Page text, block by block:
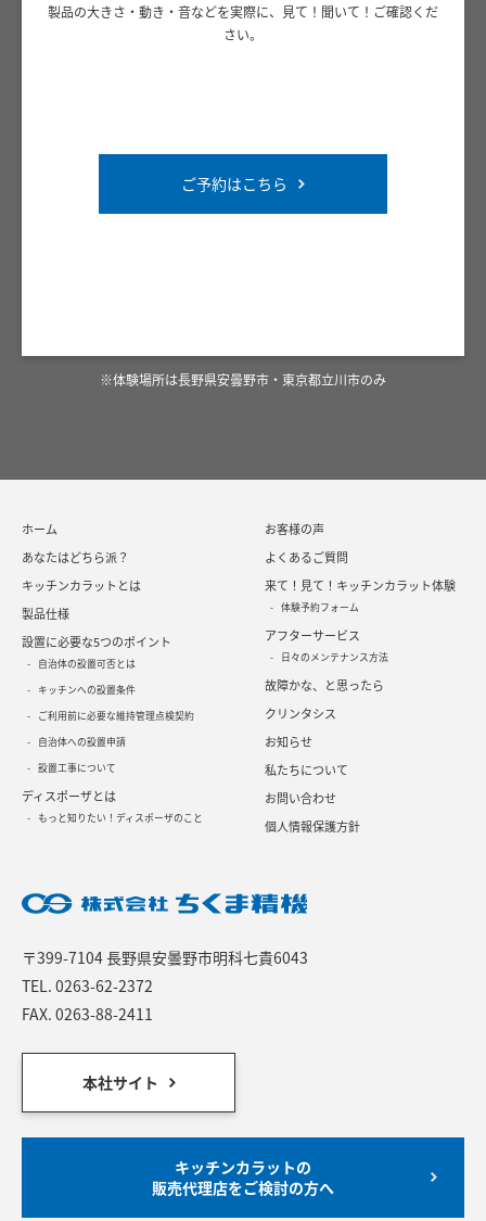
製品の大きさ・動き・音などを実際に、見て！聞いて！ご確認くだ
さい。
ご予約はこちら
※体験場所は長野県安曇野市・東京都立川市のみ
ホーム
あなたはどちら派？
キッチンカラットとは
製品仕様
設置に必要な5つのポイント
自治体の設置可否とは
キッチンへの設置条件
ご利用前に必要な維持管理点検契約
自治体への設置申請
設置工事について
ディスポーザとは
もっと知りたい！ディスポーザのこと
お客様の声
よくあるご質問
来て！見て！キッチンカラット体験
体験予約フォーム
アフターサービス
日々のメンテナンス方法
故障かな、と思ったら
クリンタシス
お知らせ
私たちについて
お問い合わせ
個人情報保護方針
〒399-7104 長野県安曇野市明科七貴6043
TEL. 0263-62-2372
FAX. 0263-88-2411
本社サイト
キッチンカラットの
販売代理店をご検討の方へ